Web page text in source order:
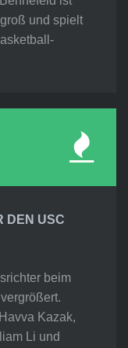
und spielt
DEN USC
beim
Kazak,
Li und